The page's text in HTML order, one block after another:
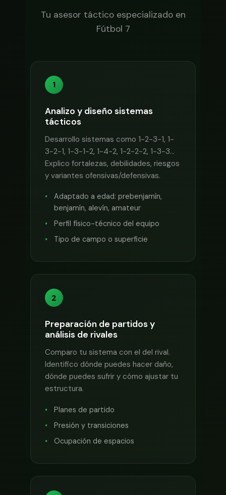
Tu asesor táctico especializado en
Fútbol 7
1
Analizo y diseño sistemas
tácticos
Desarrollo sistemas como 1-2-3-1, 1-
3-2-1, 1-3-1-2, 1-4-2, 1-2-2-2, 1-3-3...
Explico fortalezas, debilidades, riesgos
y variantes ofensivas/defensivas.
Adaptado a edad: prebenjamín,
benjamín, alevín, amateur
Perfil físico-técnico del equipo
Tipo de campo o superficie
2
Preparación de partidos y
análisis de rivales
Comparo tu sistema con el del rival.
Identifico dónde puedes hacer daño,
dónde puedes sufrir y cómo ajustar tu
estructura.
Planes de partido
Presión y transiciones
Ocupación de espacios